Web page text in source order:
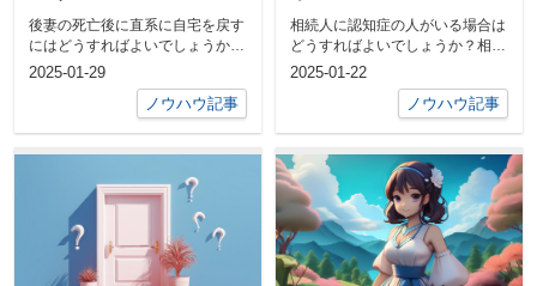
よいでしょうか？
後妻の死亡後に直系に自宅を戻す
にはどうすればよいでしょうか？
私には死別した前妻との間に長男
2025-01-29
ノウハウ記事
しょうか？
相続人に認知症の人がいる場合は
どうすればよいでしょうか？相続
は家族にとって重要な問題です
2025-01-22
ノウハウ記事